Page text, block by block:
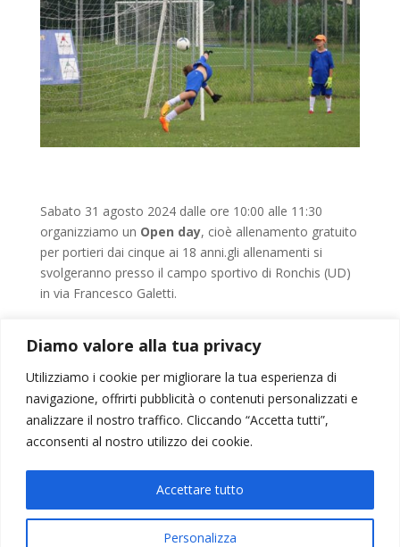
Diamo valore alla tua privacy
Utilizziamo i cookie per migliorare la tua esperienza di
navigazione, offrirti pubblicità o contenuti personalizzati e
analizzare il nostro traffico. Cliccando “Accetta tutti”,
acconsenti al nostro utilizzo dei cookie.
Personalizza
Accettare tutto
Sabato 31 agosto 2024 dalle ore 10:00 alle 11:30
organizziamo un Open day, cioè allenamento gratuito
per portieri dai cinque ai 18 anni.gli allenamenti si
svolgeranno presso il campo sportivo di Ronchis (UD)
in via Francesco Galetti.
al telefono 349-6703348.
←Precedente Successivo